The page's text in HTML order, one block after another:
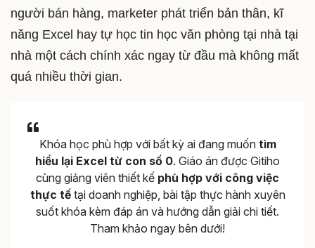
người bán hàng, marketer phát triển bản thân, kĩ
năng Excel hay tự học tin học văn phòng tại nhà tại
nhà một cách chính xác ngay từ đầu mà không mất
quá nhiều thời gian.
Khóa học phù hợp với bất kỳ ai đang muốn tìm
hiểu lại Excel từ con số 0. Giáo án được Gitiho
cùng giảng viên thiết kế phù hợp với công việc
thực tếtại doanh nghiệp, bài tập thực hành xuyên
suốt khóa kèm đáp án và hướng dẫn giải chi tiết.
Tham khảo ngay bên dưới!